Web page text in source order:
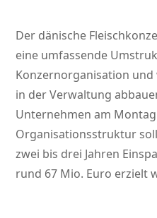
Der dänische
eine umfassende
Konzernorganisation und
in der Verwaltung
Unternehmen am
Organisationsstruktur
zwei bis drei Jahren
rund 67 Mio. Euro erzielt